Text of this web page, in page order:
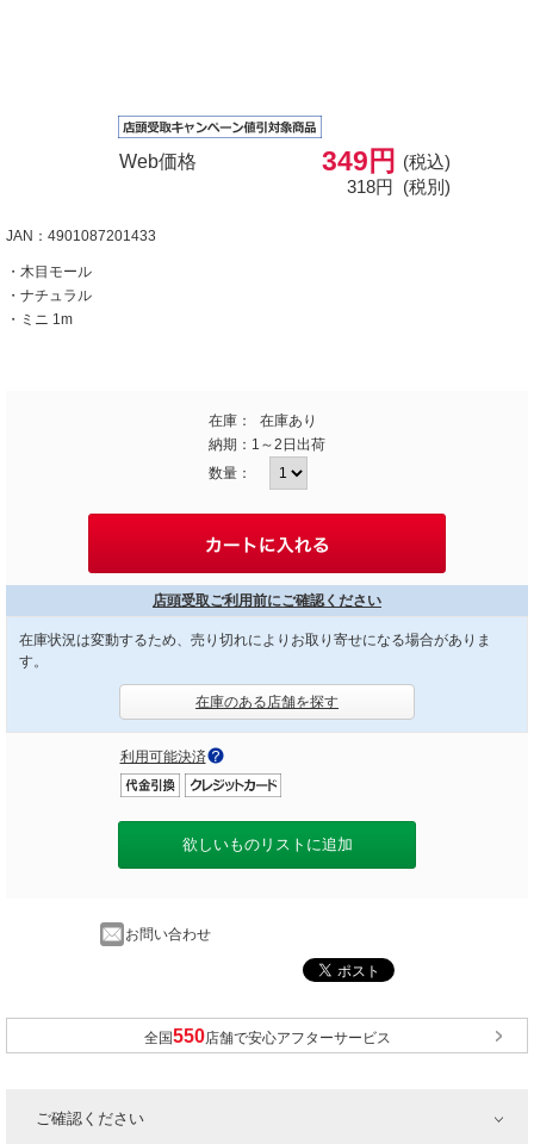
Web価格 349円
(税込)
318円 (税別)
JAN：4901087201433
・木目モール
・ナチュラル
・ミニ 1m
在庫：
在庫あり
納期： 1～2日出荷
数量：
店頭受取ご利用前にご確認ください
在庫状況は変動するため、売り切れによりお取り寄せになる場合がありま
す。
在庫のある店舗を探す
利用可能決済
欲しいものリストに追加
お問い合わせ
全国 店舗で安心アフターサービス
ご確認ください